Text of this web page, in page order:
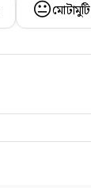
😐মোটামুটি